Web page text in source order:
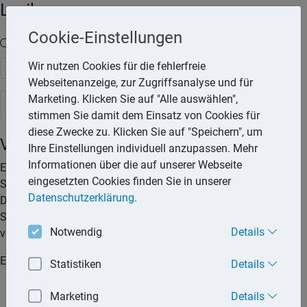
Lexika
Volltext-Suche in den Lexika
Suchen
Steuerlexikon
Vorläufige Steuerfestsetzung
Es gibt Fälle, in denen der Finanzbeamte vor Erlass des
Steuerbescheids nicht alle Unklarheiten beseitigen kann.
Damit Sie nicht monate- oder gar jahrelang auf Ihren
Steuerbescheid warten müssen, darf das Finanzamt einen
vorläufigen Steuerbescheid erlassen.
Ein Steuerbescheid kann vorläufig ergehen, wenn
ungewiss ist, ob und wann Verträge mit anderen Staaten
Cookie-Einstellungen
Wir nutzen Cookies für die fehlerfreie
Webseitenanzeige, zur Zugriffsanalyse und für
Marketing. Klicken Sie auf "Alle auswählen",
stimmen Sie damit dem Einsatz von Cookies für
diese Zwecke zu. Klicken Sie auf "Speichern", um
Ihre Einstellungen individuell anzupassen. Mehr
Informationen über die auf unserer Webseite
eingesetzten Cookies finden Sie in unserer
Datenschutzerklärung.
Notwendig Details
Statistiken Details
Marketing Details